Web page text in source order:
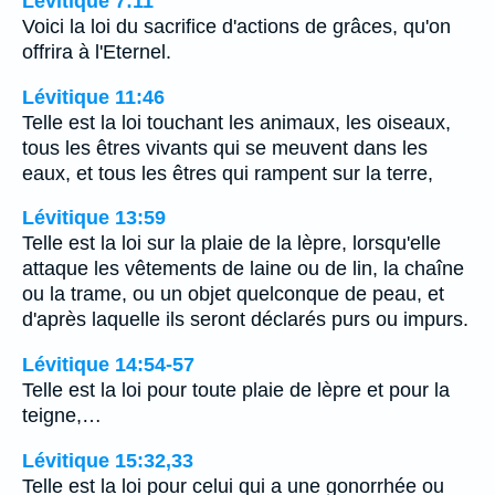
Voici la loi du sacrifice d'actions de grâces, qu'on
offrira à l'Eternel.
Lévitique 11:46
Telle est la loi touchant les animaux, les oiseaux,
tous les êtres vivants qui se meuvent dans les
eaux, et tous les êtres qui rampent sur la terre,
Lévitique 13:59
Telle est la loi sur la plaie de la lèpre, lorsqu'elle
attaque les vêtements de laine ou de lin, la chaîne
ou la trame, ou un objet quelconque de peau, et
d'après laquelle ils seront déclarés purs ou impurs.
Lévitique 14:54-57
Telle est la loi pour toute plaie de lèpre et pour la
teigne,…
Lévitique 15:32,33
Telle est la loi pour celui qui a une gonorrhée ou